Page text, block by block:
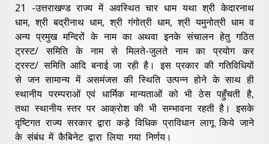
21 -उत्तराखण्ड राज्य में अवस्थित चार धाम यथा श्री केदारनाथ
धाम, श्री बद्रीनाथ धाम, श्री गंगोत्री धाम, श्री यमुनोत्री धाम व
अन्य प्रमुख मन्दिरों के नाम का अथवा इनके संचालन हेतु गठित
ट्रस्ट/ समिति के नाम से मिलते-जुलते नाम का प्रयोग कर
ट्रस्ट/ समिति आदि बनाई जा रही है। इस प्रकार की गतिविधियों
से जन सामान्य में असमंजस की स्थिति उत्पन्न होने के साथ ही
स्थानीय परम्पराओं एवं धार्मिक मान्यताओं को भी ठेस पहुँचती है,
तथा स्थानीय स्तर पर आक्रोश की भी सम्भावना रहती है। इसके
दृष्टिगत राज्य सरकार द्वारा कड़े विधिक प्राविधान लागू किये जाने
के संबंध में कैबिनेट द्वारा लिया गया निर्णय।